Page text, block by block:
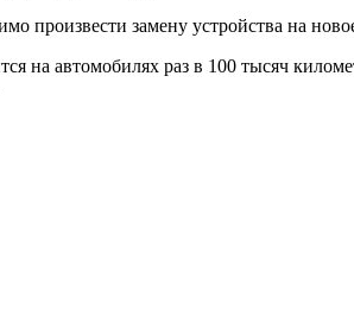
произвести замену устройства на
на автомобилях раз в 100 тысяч